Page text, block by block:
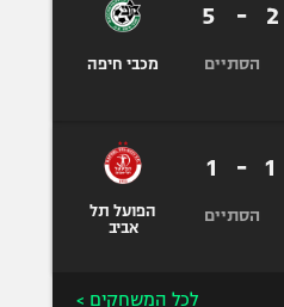
2
-
5
הסתיים מכבי חיפה
1
-
1
הסתיים
הפועל תל
אביב
לכל המשחקים >